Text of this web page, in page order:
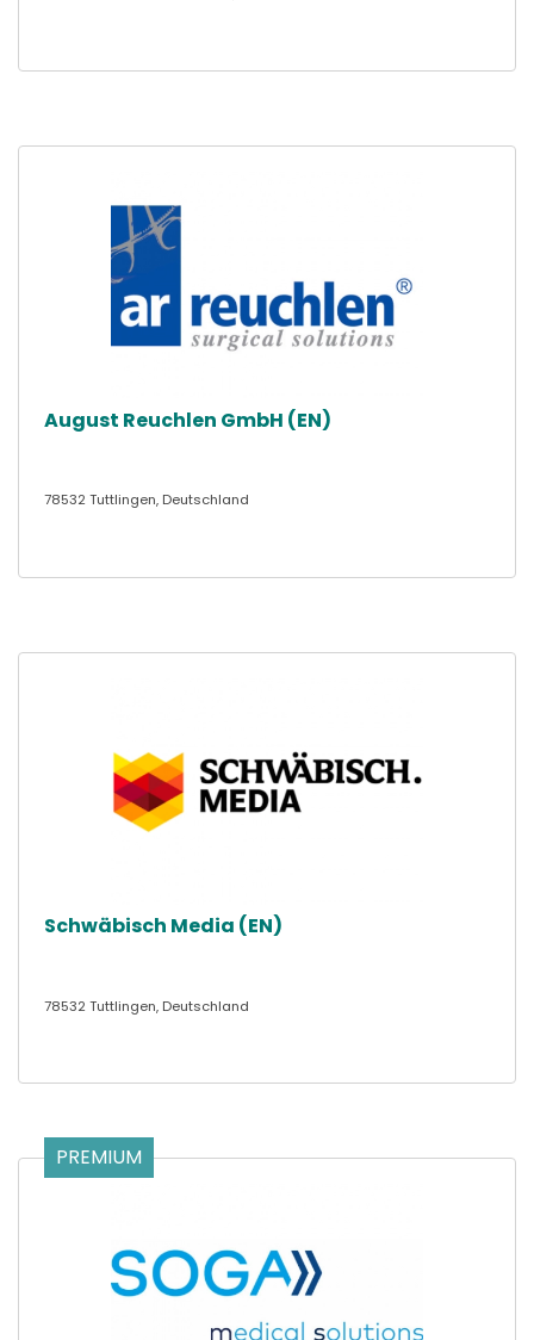
August Reuchlen GmbH (EN)
78532 Tuttlingen, Deutschland
Schwäbisch Media (EN)
78532 Tuttlingen, Deutschland
PREMIUM